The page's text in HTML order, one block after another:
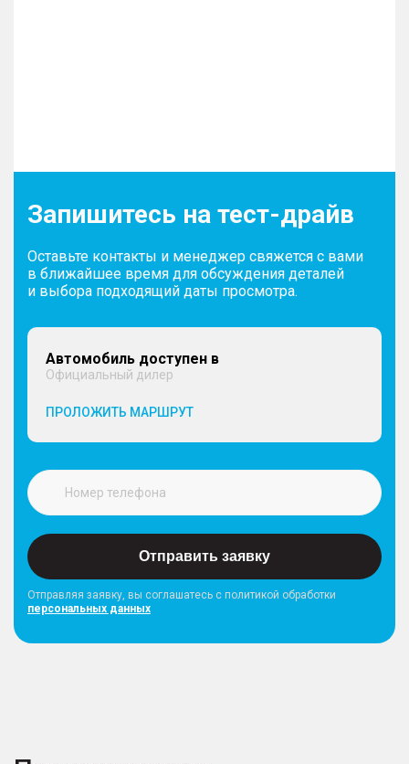
Запишитесь на тест-драйв
Оставьте контакты и менеджер свяжется с вами
в ближайшее время для обсуждения деталей
и выбора подходящий даты просмотра.
Автомобиль доступен в
Официальный дилер
ПРОЛОЖИТЬ МАРШРУТ
Отправить заявку
Отправляя заявку, вы соглашатесь с политикой обработки
персональных данных